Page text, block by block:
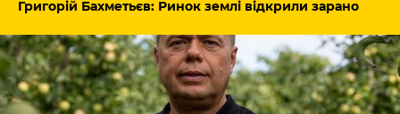
Григорій Бахметьєв: Ринок землі відкрили зарано